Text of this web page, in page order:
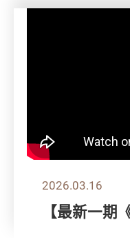
2026.03.16
【最新一期